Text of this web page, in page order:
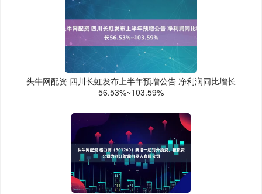
头牛网配资 四川长虹发布上半年预增公告 净利润同比增长
56.53%~103.59%